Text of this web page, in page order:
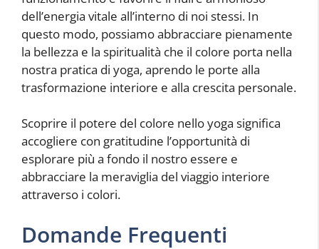
dell’energia vitale all’interno di noi stessi. In
questo modo, possiamo abbracciare pienamente
la bellezza e la spiritualità che il colore porta nella
nostra pratica di yoga, aprendo le porte alla
trasformazione interiore e alla crescita personale.
Scoprire il potere del colore nello yoga significa
accogliere con gratitudine l’opportunità di
esplorare più a fondo il nostro essere e
abbracciare la meraviglia del viaggio interiore
attraverso i colori.
Domande Frequenti